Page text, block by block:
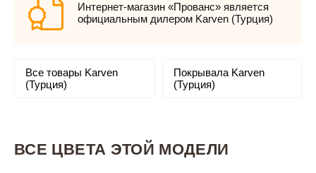
Интернет-магазин «Прованс» является
официальным дилером Karven (Турция)
Все товары Karven
(Турция)
Покрывала Karven
(Турция)
ВСЕ ЦВЕТА ЭТОЙ МОДЕЛИ